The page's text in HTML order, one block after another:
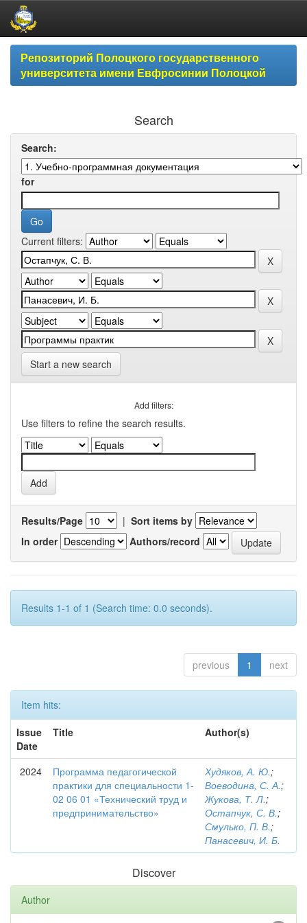
Skip
navigationРепозиторий Полоцкого государственного
университета имени Евфросинии Полоцкой
Search
Search:
for
Current filters:
Start a new search
Add filters:
Use filters to refine the search results.
Results/Page | Sort items by
In order
Authors/record
Results 1-1 of 1 (Search time: 0.0 seconds).
previous 1 next
Item hits:
Issue
Date
Title Author(s)
2024
Программа педагогической
практики для специальности 1-
02 06 01 «Технический труд и
предпринимательство»
Худяков, А. Ю.;
Воеводина, С. А.;
Жукова, Т. Л.;
Остапчук, С. В.;
Смулько, П. В.;
Панасевич, И. Б.
Discover
Author